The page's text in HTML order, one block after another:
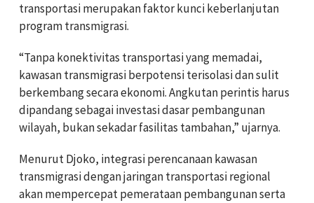
transportasi merupakan faktor kunci keberlanjutan
program transmigrasi.
“Tanpa konektivitas transportasi yang memadai,
kawasan transmigrasi berpotensi terisolasi dan sulit
berkembang secara ekonomi. Angkutan perintis harus
dipandang sebagai investasi dasar pembangunan
wilayah, bukan sekadar fasilitas tambahan,” ujarnya.
Menurut Djoko, integrasi perencanaan kawasan
transmigrasi dengan jaringan transportasi regional
akan mempercepat pemerataan pembangunan serta